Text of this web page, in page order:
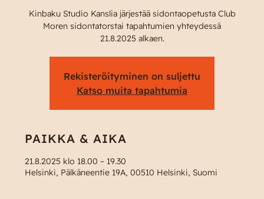
Kinbaku Studio Kanslia järjestää sidontaopetusta Club
Moren sidontatorstai tapahtumien yhteydessä
21.8.2025 alkaen.
Rekisteröityminen on suljettu
Katso muita tapahtumia
PAIKKA & AIKA
21.8.2025 klo 18.00 – 19.30
Helsinki, Pälkäneentie 19A, 00510 Helsinki, Suomi